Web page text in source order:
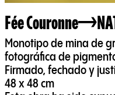
Fée Couronne
Monotipo de mina de
fotográfica de
Firmado, fechado y
48 x 48 cm